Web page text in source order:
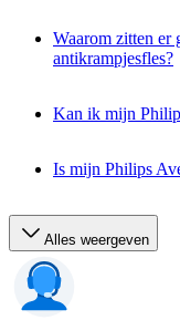
Waarom zitten er
antikrampjesfles?
Kan ik mijn
Is mijn Philips
Alles weergeven